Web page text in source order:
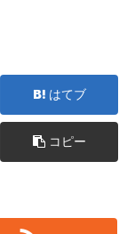
はてブ
コピー